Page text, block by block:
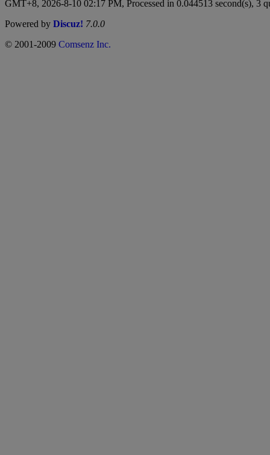
GMT+8, 2026-8-10 02:17 PM, Processed in 0.044513 second(s), 3
Powered by Discuz! 7.0.0
© 2001-2009 Comsenz Inc.